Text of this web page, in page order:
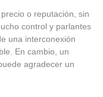
o reputación, sin
control y parlantes
una interconexión
En cambio, un
agradecer un